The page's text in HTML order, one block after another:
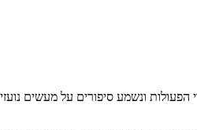
ונשמע סיפורים על מעשים